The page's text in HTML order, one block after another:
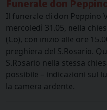
Funerale don
Il funerale di don Peppino
mercoledì 31.05, nella
(Co), con inizio alle ore
preghiera del S.Rosario.
S.Rosario nella stessa
possibile – indicazioni sul
la camera ardente.